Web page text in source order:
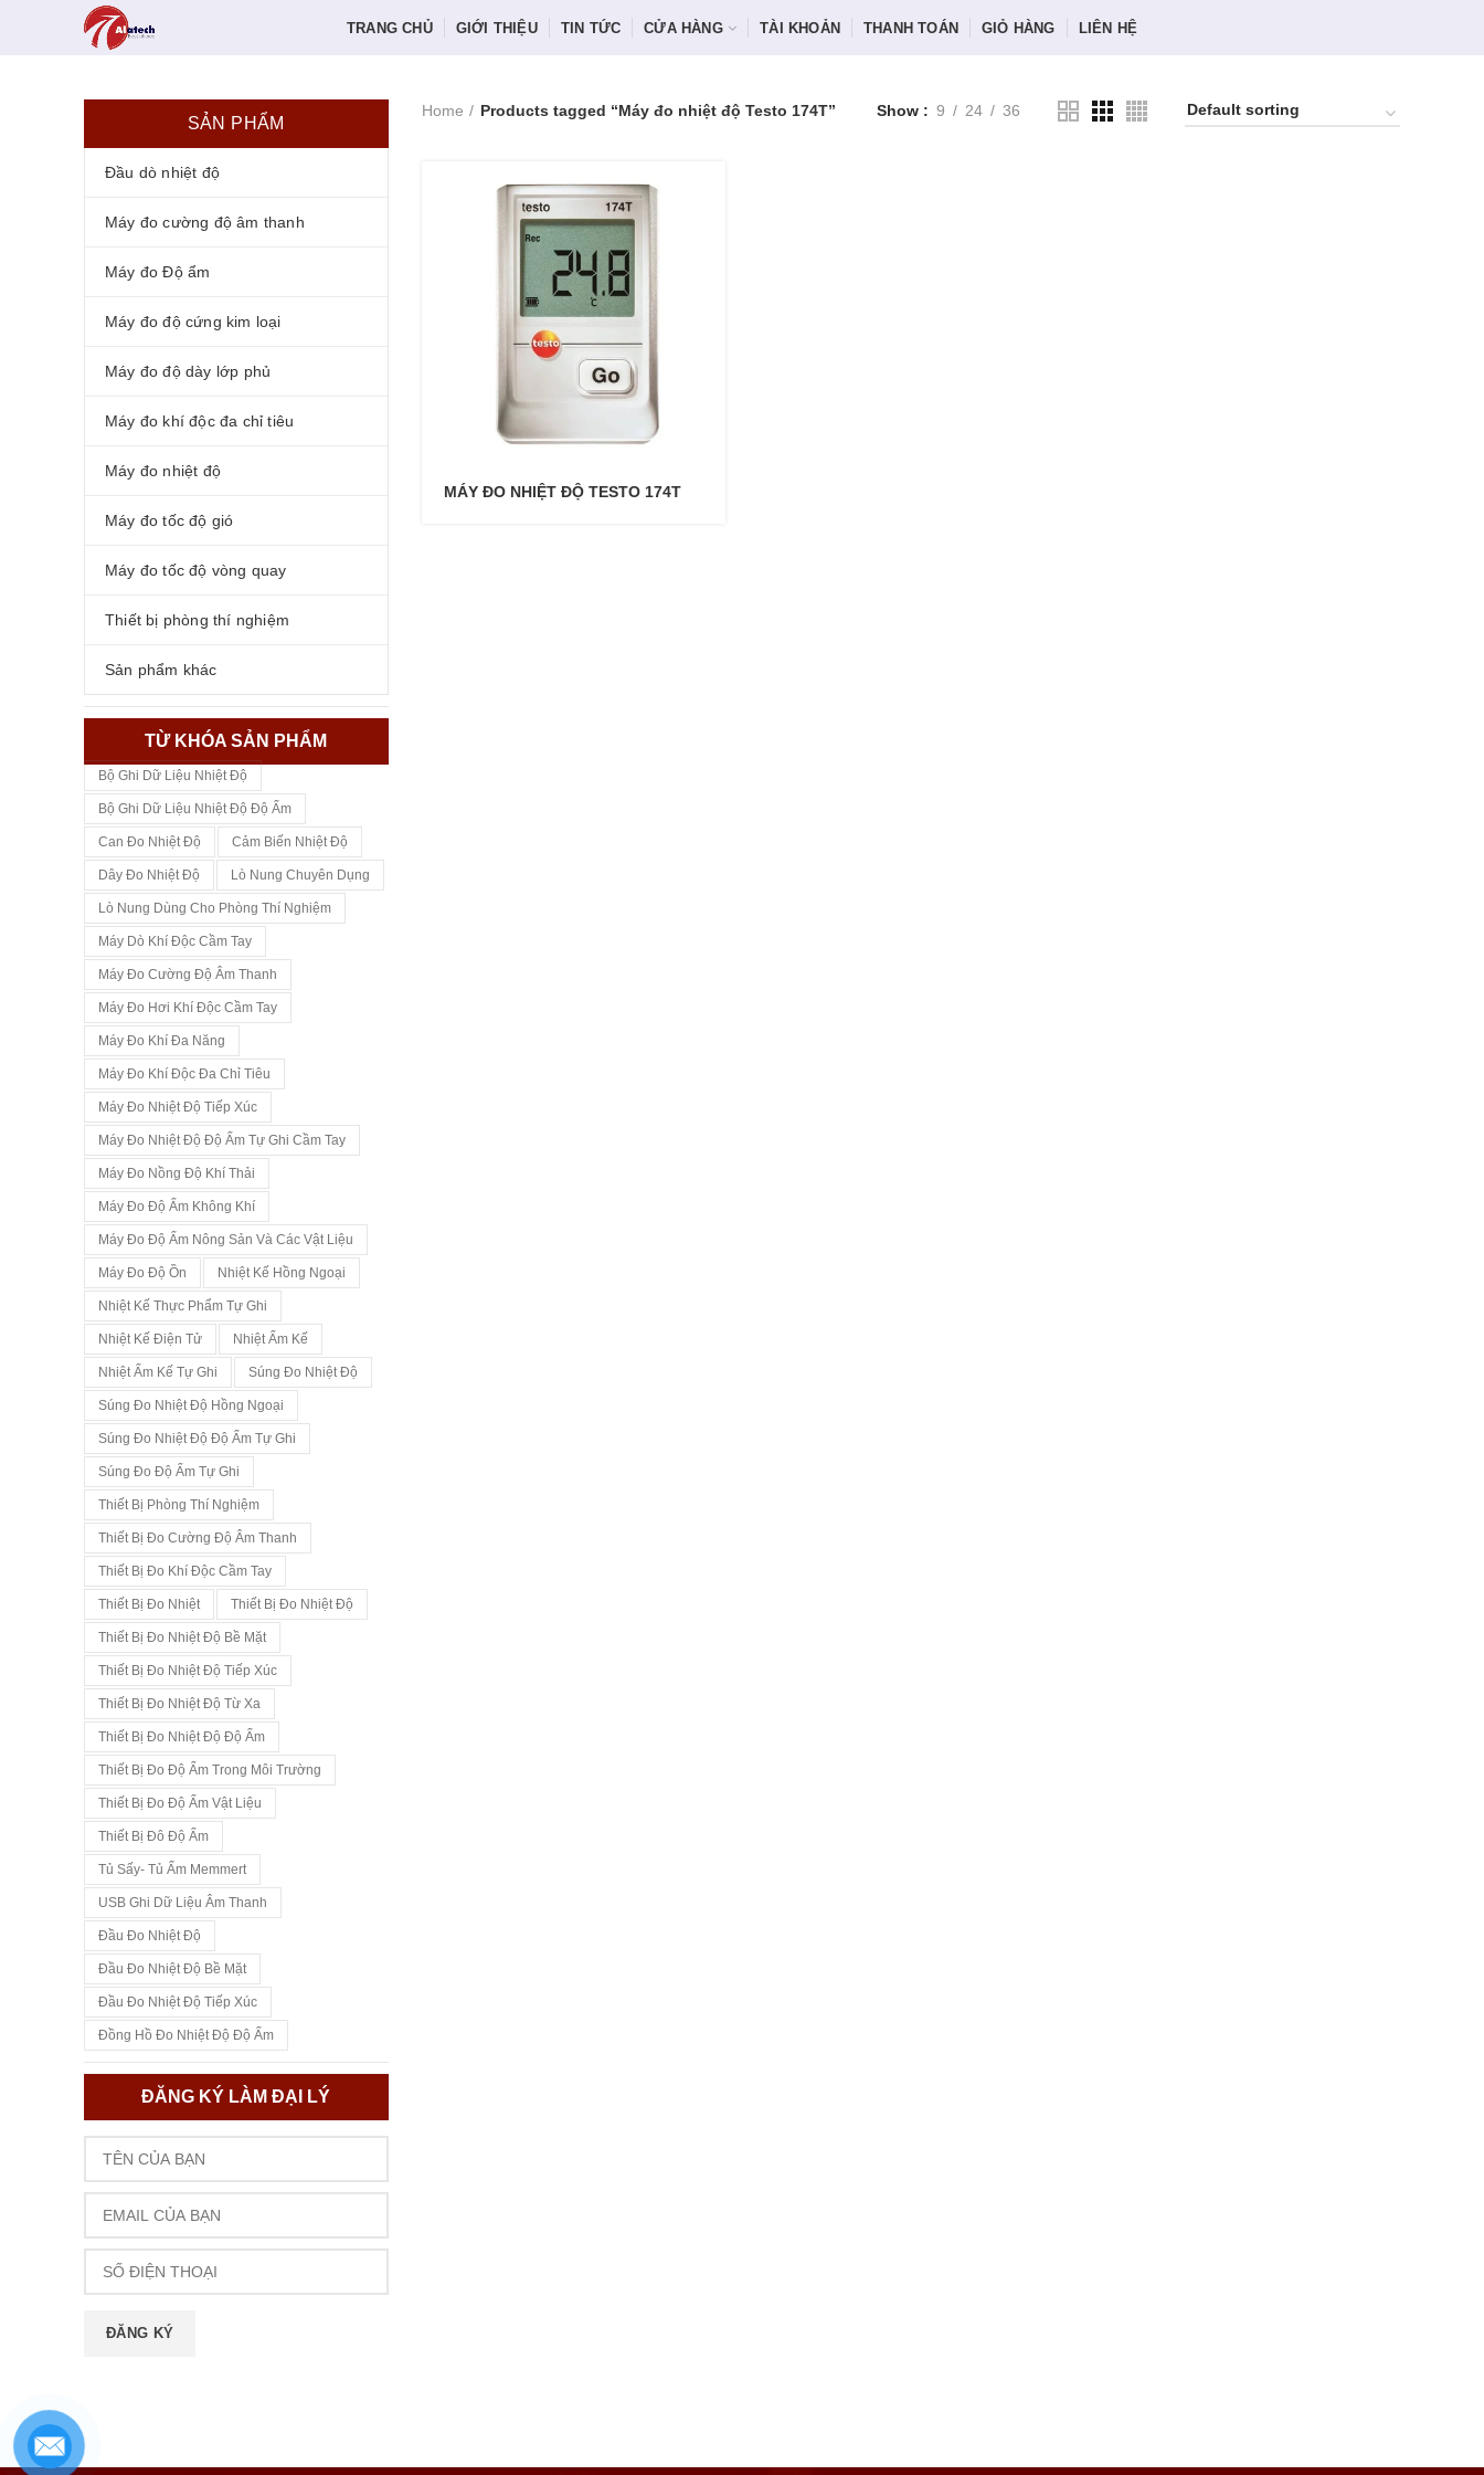
TRANG CHỦ GIỚI THIỆU TIN TỨC CỬA HÀNG TÀI KHOẢN THANH TOÁN GIỎ HÀNG LIÊN HỆ
Home Products tagged “Máy đo nhiệt độ Testo 174T” Show 9 24 36
MÁY ĐO NHIỆT ĐỘ TESTO 174T
SẢN PHẨM
Đầu dò nhiệt độ
Máy đo cường độ âm thanh
Máy đo Độ ẩm
Máy đo độ cứng kim loại
Máy đo độ dày lớp phủ
Máy đo khí độc đa chỉ tiêu
Máy đo nhiệt độ
Máy đo tốc độ gió
Máy đo tốc độ vòng quay
Thiết bị phòng thí nghiệm
Sản phẩm khác
TỪ KHÓA SẢN PHẨM
Bộ Ghi Dữ Liệu Nhiệt Độ
Bộ Ghi Dữ Liệu Nhiệt Độ Độ Ẩm
Can Đo Nhiệt Độ Cảm Biến Nhiệt Độ
Dây Đo Nhiệt Độ Lò Nung Chuyên Dụng
Lò Nung Dùng Cho Phòng Thí Nghiệm
Máy Dò Khí Độc Cầm Tay
Máy Đo Cường Độ Âm Thanh
Máy Đo Hơi Khí Độc Cầm Tay
Máy Đo Khí Đa Năng
Máy Đo Khí Độc Đa Chỉ Tiêu
Máy Đo Nhiệt Độ Tiếp Xúc
Máy Đo Nhiệt Độ Độ Ẩm Tự Ghi Cầm Tay
Máy Đo Nồng Độ Khí Thải
Máy Đo Độ Ẩm Không Khí
Máy Đo Độ Ẩm Nông Sản Và Các Vật Liệu
Máy Đo Độ Ồn Nhiệt Kế Hồng Ngoại
Nhiệt Kế Thực Phẩm Tự Ghi
Nhiệt Kế Điện Tử Nhiệt Ẩm Kế
Nhiệt Ẩm Kế Tự Ghi Súng Đo Nhiệt Độ
Súng Đo Nhiệt Độ Hồng Ngoại
Súng Đo Nhiệt Độ Độ Ẩm Tự Ghi
Súng Đo Độ Ẩm Tự Ghi
Thiết Bị Phòng Thí Nghiệm
Thiết Bị Đo Cường Độ Âm Thanh
Thiết Bị Đo Khí Độc Cầm Tay
Thiết Bị Đo Nhiệt Thiết Bị Đo Nhiệt Độ
Thiết Bị Đo Nhiệt Độ Bề Mặt
Thiết Bị Đo Nhiệt Độ Tiếp Xúc
Thiết Bị Đo Nhiệt Độ Từ Xa
Thiết Bị Đo Nhiệt Độ Độ Ẩm
Thiết Bị Đo Độ Ẩm Trong Môi Trường
Thiết Bị Đo Độ Ẩm Vật Liệu
Thiết Bị Đô Độ Ẩm
Tủ Sấy- Tủ Ấm Memmert
USB Ghi Dữ Liệu Âm Thanh
Đầu Đo Nhiệt Độ
Đầu Đo Nhiệt Độ Bề Mặt
Đầu Đo Nhiệt Độ Tiếp Xúc
Đồng Hồ Đo Nhiệt Độ Độ Ẩm
ĐĂNG KÝ LÀM ĐẠI LÝ